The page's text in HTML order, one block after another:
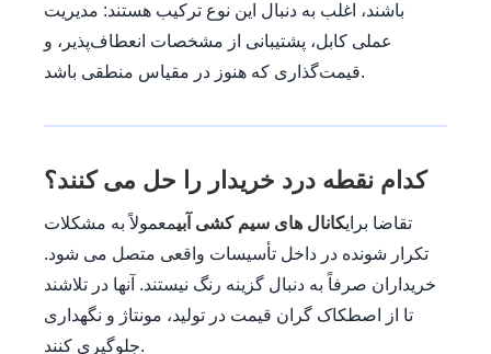
باشند، اغلب به دنبال این نوع ترکیب هستند: مدیریت
عملی کابل، پشتیبانی از مشخصات انعطاف‌پذیر، و
قیمت‌گذاری که هنوز در مقیاس منطقی باشد.
کدام نقطه درد خریدار را حل می کنند؟
تقاضا برایکانال های سیم کشی آبیمعمولاً به مشکلات
تکرار شونده در داخل تأسیسات واقعی متصل می شود.
خریداران صرفاً به دنبال گزینه رنگ نیستند. آنها در تلاشند
تا از اصطکاک گران قیمت در تولید، مونتاژ و نگهداری
جلوگیری کنند.